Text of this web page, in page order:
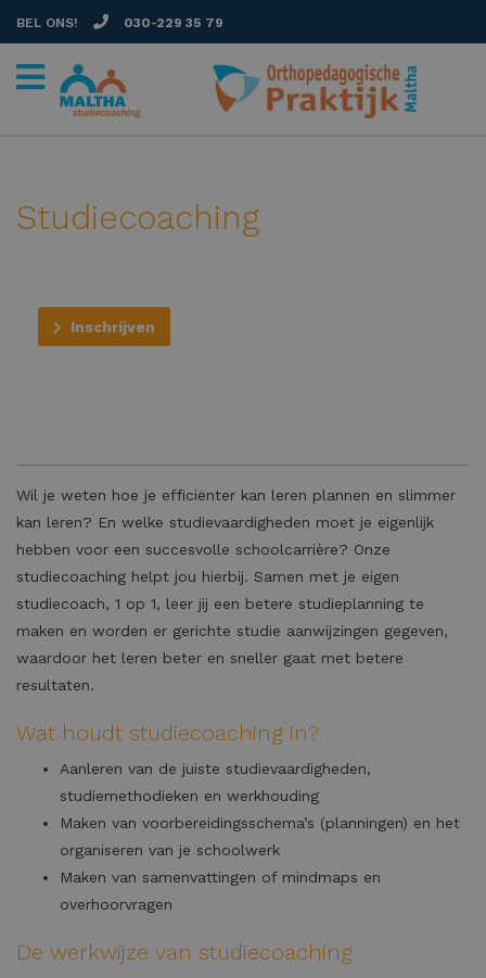
BEL ONS! 030-229 35 79
Studiecoaching
Inschrijven
Wil je weten hoe je efficiënter kan leren plannen en slimmer
kan leren? En welke studievaardigheden moet je eigenlijk
hebben voor een succesvolle schoolcarrière? Onze
studiecoaching helpt jou hierbij. Samen met je eigen
studiecoach, 1 op 1, leer jij een betere studieplanning te
maken en worden er gerichte studie aanwijzingen gegeven,
waardoor het leren beter en sneller gaat met betere
resultaten.
Wat houdt studiecoaching in?
Aanleren van de juiste studievaardigheden,
studiemethodieken en werkhouding
Maken van voorbereidingsschema’s (planningen) en het
organiseren van je schoolwerk
Maken van samenvattingen of mindmaps en
overhoorvragen
De werkwijze van studiecoaching